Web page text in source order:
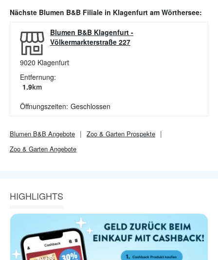
Nächste Blumen B&B Filiale in Klagenfurt am Wörthersee:
Blumen B&B Klagenfurt -
Völkermarkterstraße 227
9020 Klagenfurt
Entfernung:
1.9km
Öffnungszeiten: Geschlossen
Blumen B&B Angebote Zoo & Garten Prospekte
Zoo & Garten Angebote
HIGHLIGHTS